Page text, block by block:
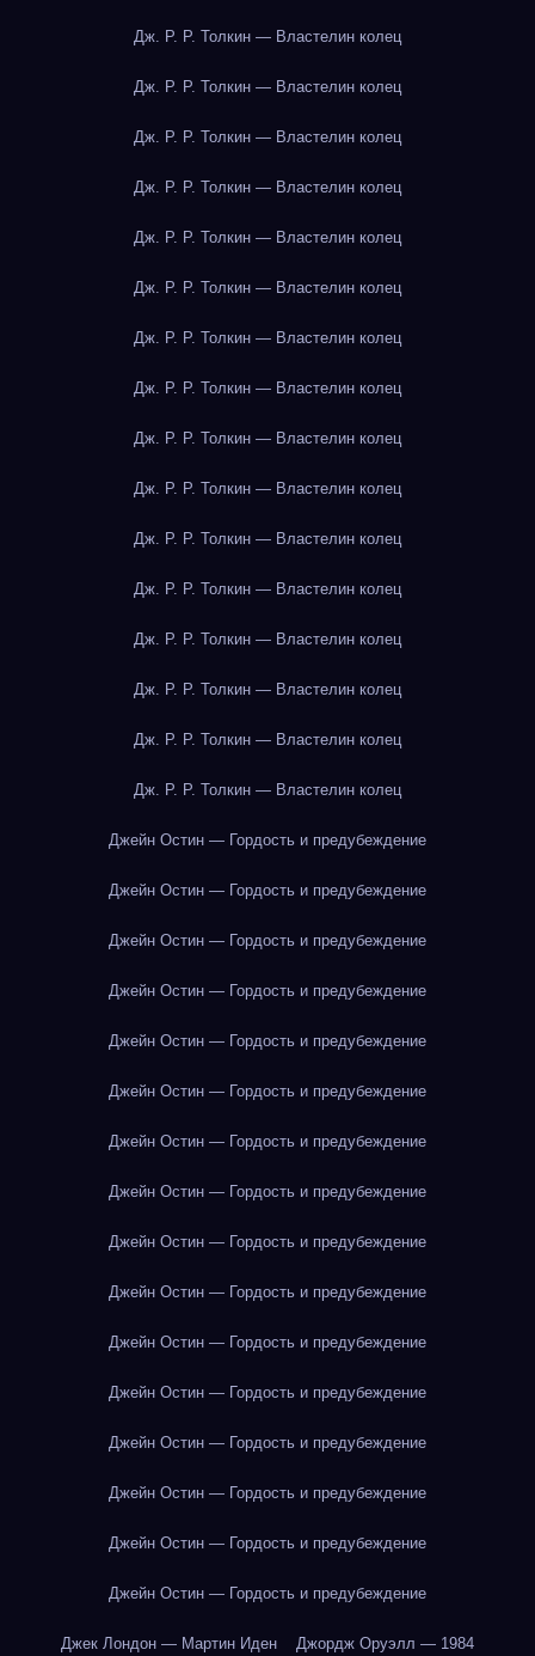
Дж. Р. Р. Толкин — Властелин колец
Дж. Р. Р. Толкин — Властелин колец
Дж. Р. Р. Толкин — Властелин колец
Дж. Р. Р. Толкин — Властелин колец
Дж. Р. Р. Толкин — Властелин колец
Дж. Р. Р. Толкин — Властелин колец
Дж. Р. Р. Толкин — Властелин колец
Дж. Р. Р. Толкин — Властелин колец
Дж. Р. Р. Толкин — Властелин колец
Дж. Р. Р. Толкин — Властелин колец
Дж. Р. Р. Толкин — Властелин колец
Дж. Р. Р. Толкин — Властелин колец
Дж. Р. Р. Толкин — Властелин колец
Дж. Р. Р. Толкин — Властелин колец
Дж. Р. Р. Толкин — Властелин колец
Дж. Р. Р. Толкин — Властелин колец
Джейн Остин — Гордость и предубеждение
Джейн Остин — Гордость и предубеждение
Джейн Остин — Гордость и предубеждение
Джейн Остин — Гордость и предубеждение
Джейн Остин — Гордость и предубеждение
Джейн Остин — Гордость и предубеждение
Джейн Остин — Гордость и предубеждение
Джейн Остин — Гордость и предубеждение
Джейн Остин — Гордость и предубеждение
Джейн Остин — Гордость и предубеждение
Джейн Остин — Гордость и предубеждение
Джейн Остин — Гордость и предубеждение
Джейн Остин — Гордость и предубеждение
Джейн Остин — Гордость и предубеждение
Джейн Остин — Гордость и предубеждение
Джейн Остин — Гордость и предубеждение
Джек Лондон — Мартин Иден Джордж Оруэлл — 1984